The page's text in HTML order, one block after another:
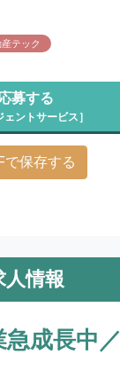
テック
募する
ェントサービス］
で保存する
人情報
急成長中